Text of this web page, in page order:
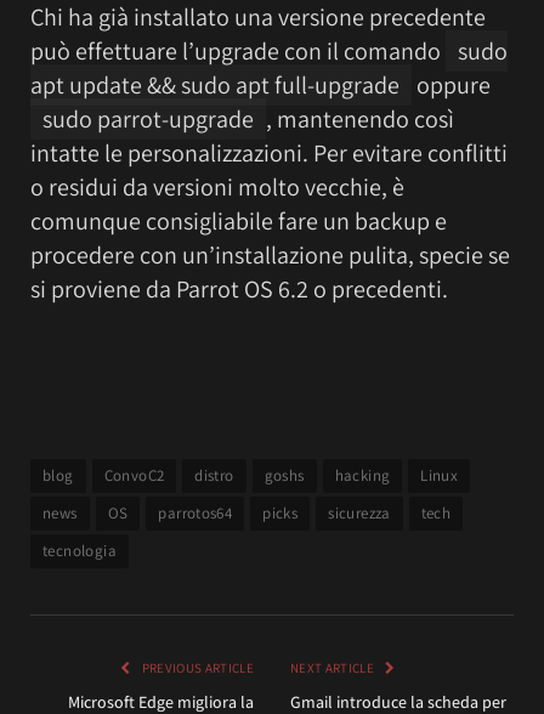
Chi ha già installato una versione precedente
può effettuare l’upgrade con il comando sudo
apt update && sudo apt full-upgrade
oppure
sudo parrot-upgrade , mantenendo così
intatte le personalizzazioni. Per evitare conflitti
o residui da versioni molto vecchie, è
comunque consigliabile fare un backup e
procedere con un’installazione pulita, specie se
si proviene da Parrot OS 6.2 o precedenti.
blog ConvoC2 distro goshs hacking
Linux
news
OS parrotos64 picks sicurezza
tech
tecnologia
PREVIOUS ARTICLE
Microsoft Edge migliora la
NEXT ARTICLE
Gmail introduce la scheda per